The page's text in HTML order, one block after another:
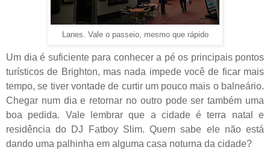
Lanes. Vale o passeio, mesmo que rápido
Um dia é suficiente para conhecer a pé os principais pontos
turísticos de Brighton, mas nada impede você de ficar mais
tempo, se tiver vontade de curtir um pouco mais o balneário.
Chegar num dia e retornar no outro pode ser também uma
boa pedida. Vale lembrar que a cidade é terra natal e
residência do DJ Fatboy Slim. Quem sabe ele não está
dando uma palhinha em alguma casa noturna da cidade?